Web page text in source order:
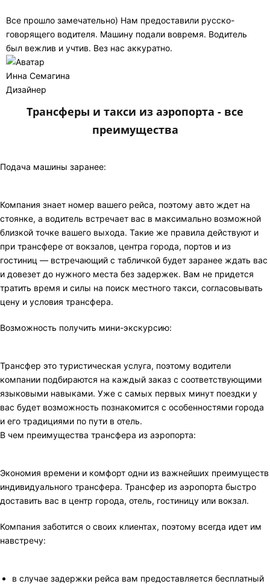
Все прошло замечательно) Нам предоставили русско-
говорящего водителя. Машину подали вовремя. Водитель
был вежлив и учтив. Вез нас аккуратно.
Инна Семагина
Дизайнер
Трансферы и такси из аэропорта - все
преимущества
Подача машины заранее:
Компания знает номер вашего рейса, поэтому авто ждет на
стоянке, а водитель встречает вас в максимально возможной
близкой точке вашего выхода. Такие же правила действуют и
при трансфере от вокзалов, центра города, портов и из
гостиниц — встречающий с табличкой будет заранее ждать вас
и довезет до нужного места без задержек. Вам не придется
тратить время и силы на поиск местного такси, согласовывать
цену и условия трансфера.
Возможность получить мини-экскурсию:
Трансфер это туристическая услуга, поэтому водители
компании подбираются на каждый заказ с соответствующими
языковыми навыками. Уже с самых первых минут поездки у
вас будет возможность познакомится с особенностями города
и его традициями по пути в отель.
В чем преимущества трансфера из аэропорта:
Экономия времени и комфорт одни из важнейших преимуществ
индивидуального трансфера. Трансфер из аэропорта быстро
доставить вас в центр города, отель, гостиницу или вокзал.
Компания заботится о своих клиентах, поэтому всегда идет им
навстречу:
в случае задержки рейса вам предоставляется бесплатный